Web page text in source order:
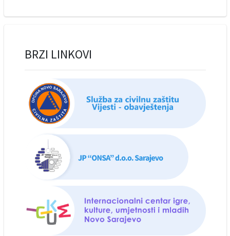
BRZI LINKOVI